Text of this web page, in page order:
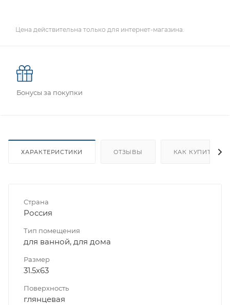
Цена действительна только для интернет-магазина.
Бонусы за покупки
ХАРАКТЕРИСТИКИ ОТЗЫВЫ КАК КУПИТЬ
Страна
Россия
Тип помещения
для ванной, для дома
Размер
31.5x63
Поверхность
глянцевая